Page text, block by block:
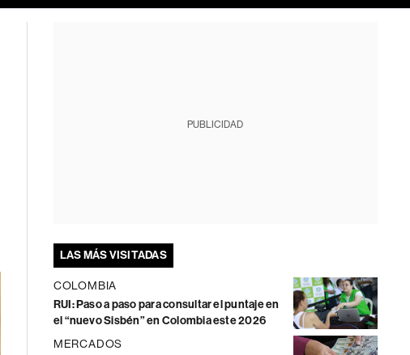
PUBLICIDAD
LAS MÁS VISITADAS
COLOMBIA
RUI: Paso a paso para consultar el puntaje en
el “nuevo Sisbén” en Colombia este 2026
MERCADOS